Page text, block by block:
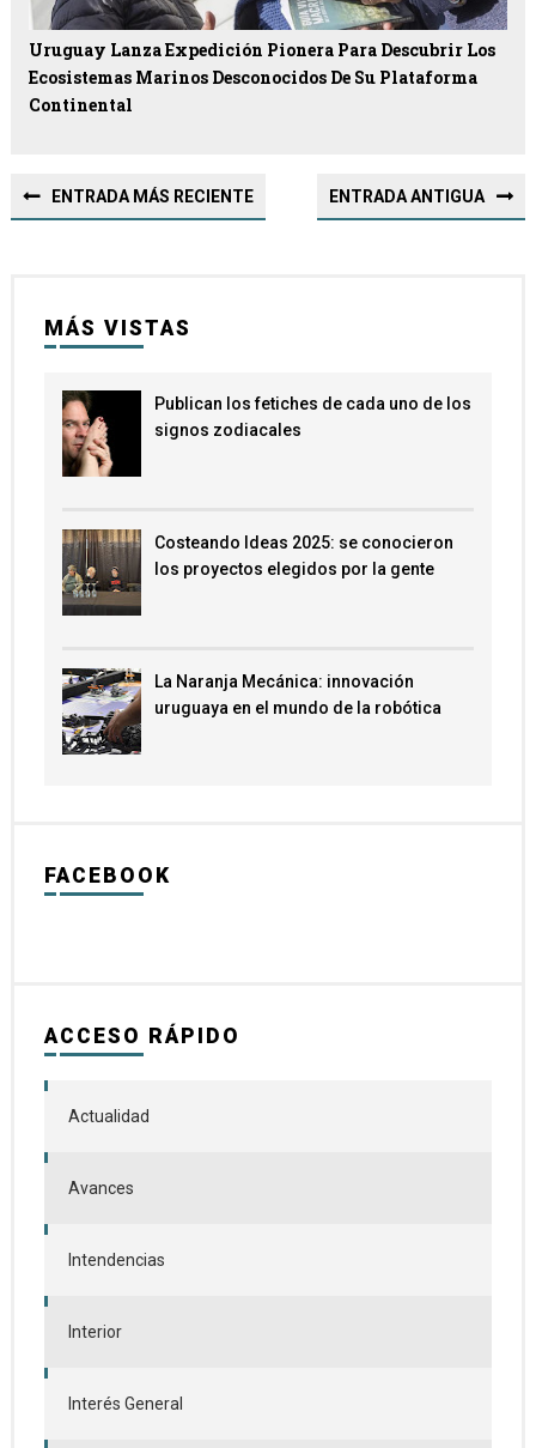
Uruguay Lanza Expedición Pionera Para Descubrir Los
Ecosistemas Marinos Desconocidos De Su Plataforma
Continental
ENTRADA MÁS RECIENTE ENTRADA ANTIGUA
MÁS VISTAS
Publican los fetiches de cada uno de los
signos zodiacales
Costeando Ideas 2025: se conocieron
los proyectos elegidos por la gente
La Naranja Mecánica: innovación
uruguaya en el mundo de la robótica
FACEBOOK
ACCESO RÁPIDO
Actualidad
Avances
Intendencias
Interior
Interés General